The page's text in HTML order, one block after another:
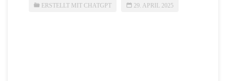
ERSTELLT MIT CHATGPT 29. APRIL 2025